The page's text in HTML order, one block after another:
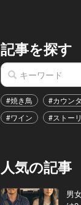
記事を探す
#焼き鳥 #カウン
#ワイン
#ストー
人気の記事
男